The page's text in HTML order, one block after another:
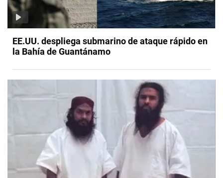
EE.UU. despliega submarino de ataque rápido en
la Bahía de Guantánamo